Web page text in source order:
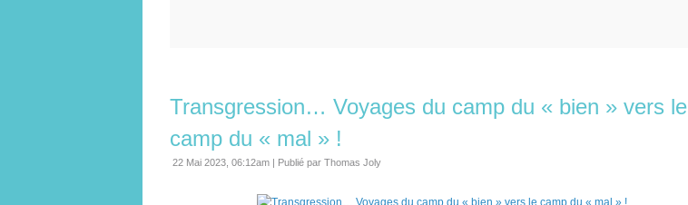
Transgression… Voyages du camp du « bien » vers le
camp du « mal » !
22 Mai 2023, 06:12am | Publié par Thomas Joly